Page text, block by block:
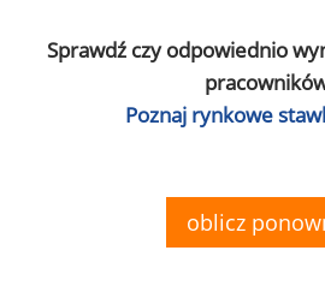
Sprawdź czy odpowiednio
Poznaj rynkowe
oblicz